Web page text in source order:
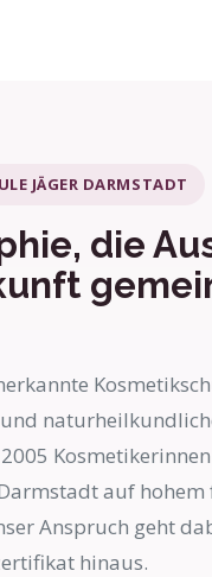
JÄGER DARMSTADT
die
auf hohem
Anspruch geht
hinaus.